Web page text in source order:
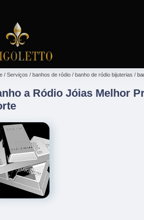
Serviços banhos de ródio banho de ródio bijuterias
a Ródio Jóias Melhor